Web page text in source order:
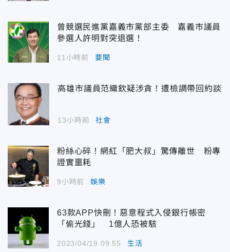
曾競選民進黨嘉義市黨部主委 嘉義市議員
參選人許明對突退選！
11小時前 要聞
高雄市議員范織欽疑涉貪！遭檢調帶回約談
13小時前 社會
粉絲心碎！網紅「肥大叔」驚傳離世 粉專
證實噩耗
9小時前 娛樂
63款APP快刪！惡意程式入侵銀行帳密
「偷光錢」 1億人恐被駭
2023/04/19 09:55 生活